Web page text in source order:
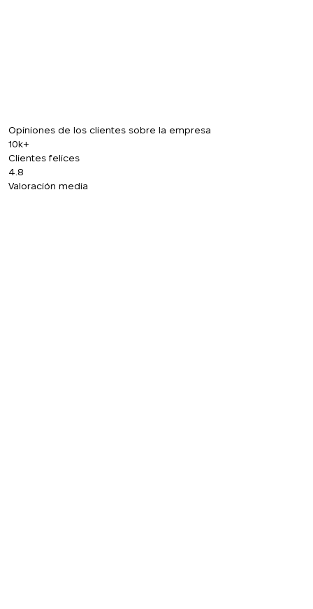
Opiniones de los clientes sobre la empresa
10k+
Clientes felices
4.8
Valoración media